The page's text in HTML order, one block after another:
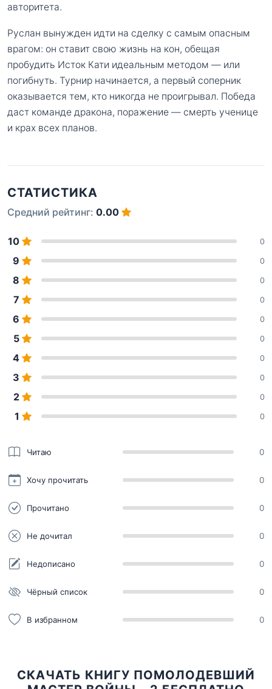
авторитета.
Руслан вынужден идти на сделку с самым опасным
врагом: он ставит свою жизнь на кон, обещая
пробудить Исток Кати идеальным методом — или
погибнуть. Турнир начинается, а первый соперник
оказывается тем, кто никогда не проигрывал. Победа
даст команде дракона, поражение — смерть ученице
и крах всех планов.
СТАТИСТИКА
Средний рейтинг: 0.00
10 0
9 0
8 0
7 0
6 0
5 0
4 0
3 0
2 0
1 0
Читаю 0
Хочу прочитать 0
Прочитано 0
Не дочитал 0
Недописано 0
Чёрный список 0
В избранном 0
СКАЧАТЬ КНИГУ ПОМОЛОДЕВШИЙ